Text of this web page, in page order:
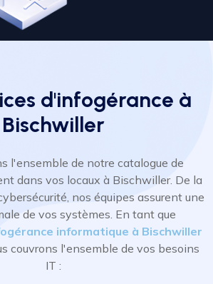
d'infogérance à
Bischwiller
l'ensemble de notre catalogue de
dans vos locaux à Bischwiller. De la
nos équipes assurent une
de vos systèmes. En tant que
informatique à Bischwiller
couvrons l'ensemble de vos besoins
IT :